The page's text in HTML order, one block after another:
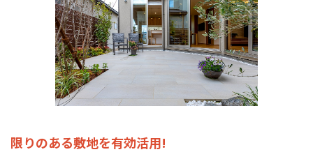
限りのある敷地を有効活用!